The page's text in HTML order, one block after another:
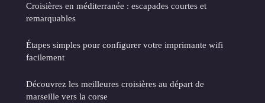
Croisières en méditerranée : escapades courtes et
remarquables
Étapes simples pour configurer votre imprimante wifi
facilement
Découvrez les meilleures croisières au départ de
marseille vers la corse